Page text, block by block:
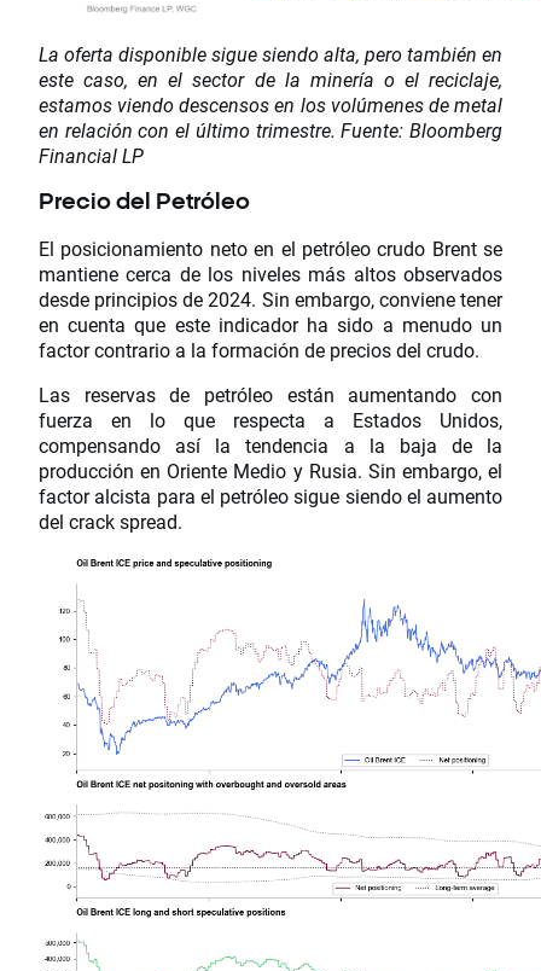
La oferta disponible sigue siendo alta, pero también en
este caso, en el sector de la minería o el reciclaje,
estamos viendo descensos en los volúmenes de metal
en relación con el último trimestre. Fuente: Bloomberg
Financial LP
Precio del Petróleo
El posicionamiento neto en el petróleo crudo Brent se
mantiene cerca de los niveles más altos observados
desde principios de 2024. Sin embargo, conviene tener
en cuenta que este indicador ha sido a menudo un
factor contrario a la formación de precios del crudo.
Las reservas de petróleo están aumentando con
fuerza en lo que respecta a Estados Unidos,
compensando así la tendencia a la baja de la
producción en Oriente Medio y Rusia. Sin embargo, el
factor alcista para el petróleo sigue siendo el aumento
del crack spread.